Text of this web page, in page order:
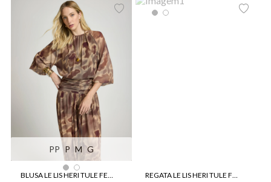
PP P M G
BLUSA LE LIS HERI TULE FEMININA
REGATA LE LIS HERI TULE FEMININA